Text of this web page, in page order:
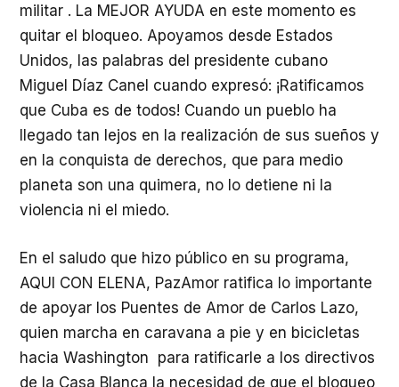
militar . La MEJOR AYUDA en este momento es
quitar el bloqueo. Apoyamos desde Estados
Unidos, las palabras del presidente cubano
Miguel Díaz Canel cuando expresó: ¡Ratificamos
que Cuba es de todos! Cuando un pueblo ha
llegado tan lejos en la realización de sus sueños y
en la conquista de derechos, que para medio
planeta son una quimera, no lo detiene ni la
violencia ni el miedo.
En el saludo que hizo público en su programa,
AQUI CON ELENA, PazAmor ratifica lo importante
de apoyar los Puentes de Amor de Carlos Lazo,
quien marcha en caravana a pie y en bicicletas
hacia Washington para ratificarle a los directivos
de la Casa Blanca la necesidad de que el bloqueo